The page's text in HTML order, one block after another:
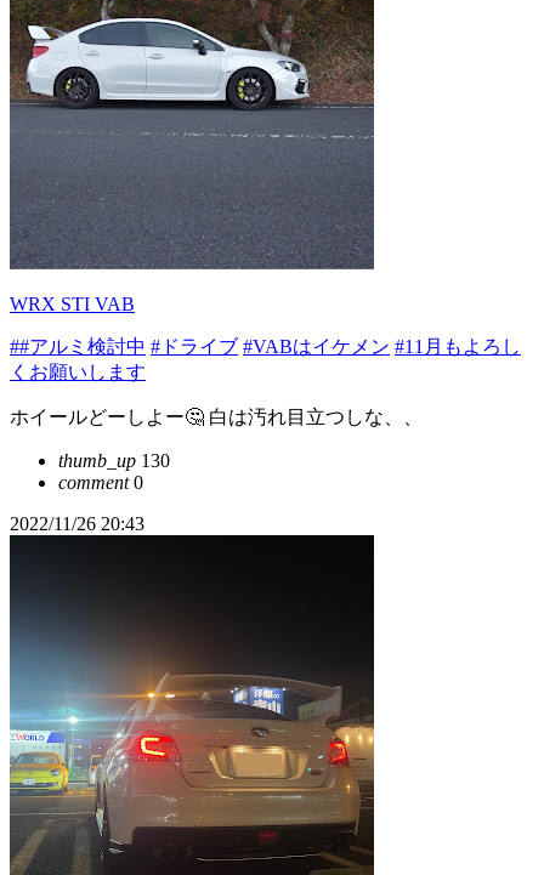
WRX STI VAB
##アルミ検討中 #ドライブ #VABはイケメン #11月もよろし
くお願いします
ホイールどーしよー🤔 白は汚れ目立つしな、、
thumb_up 130
comment0
2022/11/26 20:43